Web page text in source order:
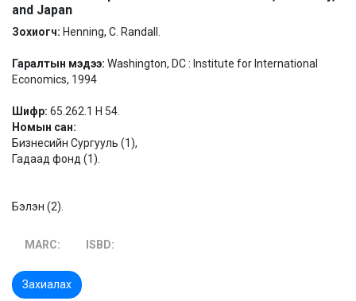
and Japan
Зохиогч: Henning, C. Randall.
Гаралтын мэдээ: Washington, DC : Institute for International
Economics, 1994
Шифр: 65.262.1 H 54.
Номын сан:
Бизнесийн Сургууль (1),
Гадаад фонд (1).
Бэлэн (2).
MARC: ISBD:
Захиалах